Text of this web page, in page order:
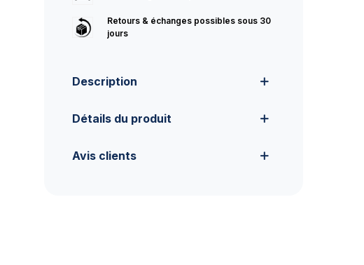
Retours & échanges possibles sous 30
jours
Description
Détails du produit
Avis clients